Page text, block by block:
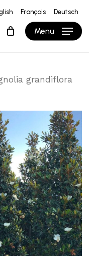
Français Deutsch
Menu
Close
Cart
grandiflora